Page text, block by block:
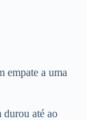
empate a uma
durou até ao